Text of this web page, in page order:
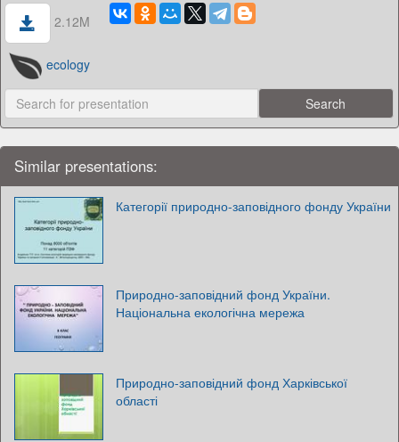
2.12M
ecology
Similar presentations:
Категорії природно-заповідного фонду України
Природно-заповідний фонд України.
Національна екологічна мережа
Природно-заповідний фонд Харківської
області